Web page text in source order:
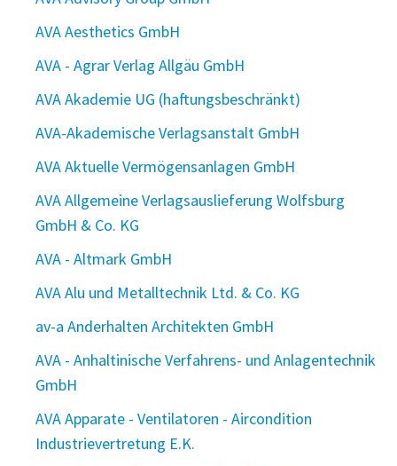
AVA Aesthetics GmbH
AVA - Agrar Verlag Allgäu GmbH
AVA Akademie UG (haftungsbeschränkt)
AVA-Akademische Verlagsanstalt GmbH
AVA Aktuelle Vermögensanlagen GmbH
AVA Allgemeine Verlagsauslieferung Wolfsburg
GmbH & Co. KG
AVA - Altmark GmbH
AVA Alu und Metalltechnik Ltd. & Co. KG
av-a Anderhalten Architekten GmbH
AVA - Anhaltinische Verfahrens- und Anlagentechnik
GmbH
AVA Apparate - Ventilatoren - Aircondition
Industrievertretung E.K.